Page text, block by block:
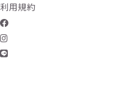
利用規約